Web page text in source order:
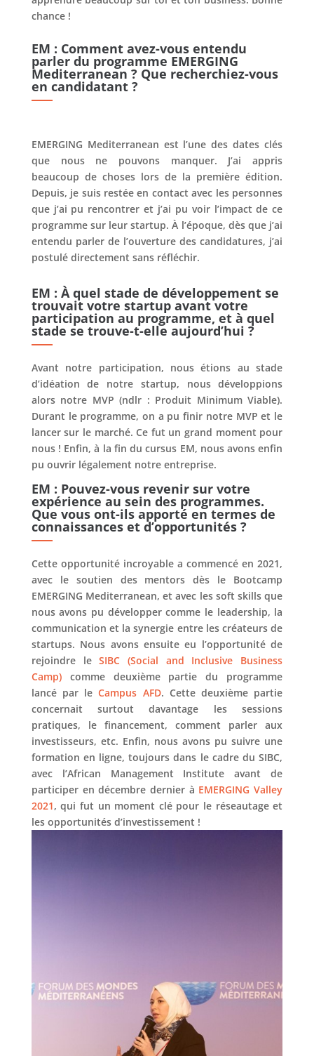
chance !
EM : Comment avez-vous entendu
parler du programme EMERGING
Mediterranean ? Que recherchiez-vous
en candidatant ?
EMERGING Mediterranean est l’une des dates clés
que nous ne pouvons manquer. J’ai appris
beaucoup de choses lors de la première édition.
Depuis, je suis restée en contact avec les personnes
que j’ai pu rencontrer et j’ai pu voir l’impact de ce
programme sur leur startup. À l’époque, dès que j’ai
entendu parler de l’ouverture des candidatures, j’ai
postulé directement sans réfléchir.
EM : À quel stade de développement se
trouvait votre startup avant votre
participation au programme, et à quel
stade se trouve-t-elle aujourd’hui ?
Avant notre participation, nous étions au stade
d’idéation de notre startup, nous développions
alors notre MVP (ndlr : Produit Minimum Viable).
Durant le programme, on a pu finir notre MVP et le
lancer sur le marché. Ce fut un grand moment pour
nous ! Enfin, à la fin du cursus EM, nous avons enfin
pu ouvrir légalement notre entreprise.
EM : Pouvez-vous revenir sur votre
expérience au sein des programmes.
Que vous ont-ils apporté en termes de
connaissances et d’opportunités ?
Cette opportunité incroyable a commencé en 2021,
avec le soutien des mentors dès le Bootcamp
EMERGING Mediterranean, et avec les soft skills que
nous avons pu développer comme le leadership, la
communication et la synergie entre les créateurs de
startups. Nous avons ensuite eu l’opportunité de
rejoindre leSIBC (Social and Inclusive Business
Camp)comme deuxième partie du programme
lancé par leCampus AFD. Cette deuxième partie
concernait surtout davantage les sessions
pratiques, le financement, comment parler aux
investisseurs, etc. Enfin, nous avons pu suivre une
formation en ligne, toujours dans le cadre du SIBC,
avec l’African Management Institute avant de
participer en décembre dernier à EMERGING Valley
2021, qui fut un moment clé pour le réseautage et
les opportunités d’investissement !